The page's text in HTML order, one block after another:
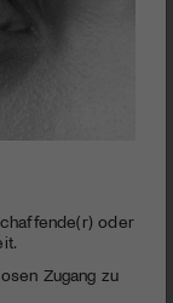
für Violineoder
Zugang zu